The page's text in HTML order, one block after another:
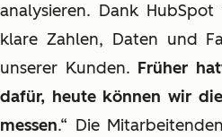
analysieren. Dank
klare Zahlen, Daten und
unserer Kunden. Früher
dafür, heute können wir
messen.“ Die